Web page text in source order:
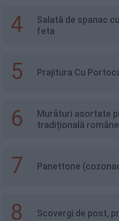
4
Salată de spanac
feta
5 Prajitura Cu
6
Murături asortate
tradițională
7 Panettone
8 Scovergi de post,